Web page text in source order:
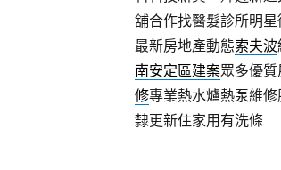
舖合作找醫髮診所明
最新房地產動態索夫波
南安定區建案眾多優
修專業熱水爐熱泵維
隸更新住家用有洗條